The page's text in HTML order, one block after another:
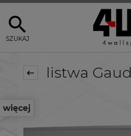
SZUKAJ
więcej
listwa